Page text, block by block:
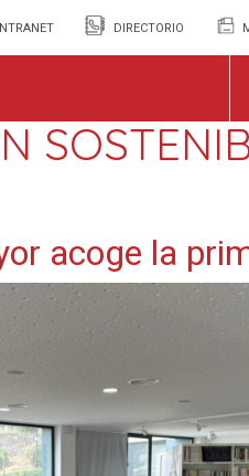
DIRECTORIO
acoge la